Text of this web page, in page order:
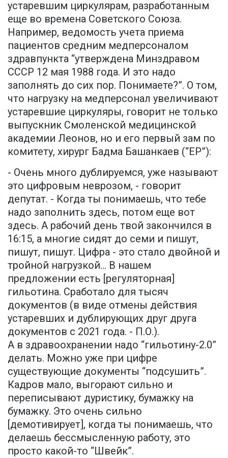
устаревшим циркулярам, разработанным
еще во времена Советского Союза.
Например, ведомость учета приема
пациентов средним медперсоналом
здравпункта “утверждена Минздравом
СССР 12 мая 1988 года. И это надо
заполнять до сих пор. Понимаете?”. О том,
что нагрузку на медперсонал увеличивают
устаревшие циркуляры, говорит не только
выпускник Смоленской медицинской
академии Леонов, но и его первый зам по
комитету, хирург Бадма Башанкаев (“ЕР”):
- Очень много дублируемся, уже называют
это цифровым неврозом, - говорит
депутат. - Когда ты понимаешь, что тебе
надо заполнить здесь, потом еще вот
здесь. А рабочий день твой закончился в
16:15, а многие сидят до семи и пишут,
пишут, пишут. Цифра - это стало двойной и
тройной нагрузкой… В нашем
предложении есть [регуляторная]
гильотина. Сработало для тысяч
документов (в виде отмены действия
устаревших и дублирующих друг друга
документов с 2021 года. - П.О.).
А в здравоохранении надо “гильотину-2.0”
делать. Можно уже при цифре
существующие документы “подсушить”.
Кадров мало, выгорают сильно и
переписывают дуристику, бумажку на
бумажку. Это очень сильно
[демотивирует], когда ты понимаешь, что
делаешь бессмысленную работу, это
просто какой-то “Швейк”.